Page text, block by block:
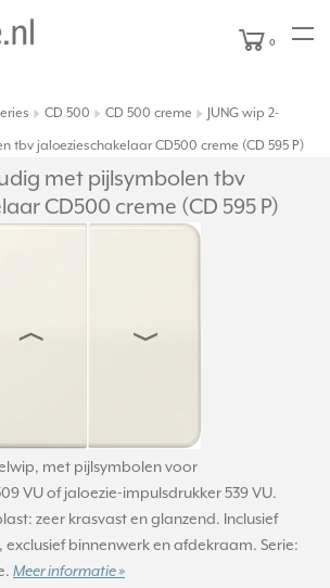
0
CD 500 CD 500 creme
JUNG wip 2-
tbv jaloezieschakelaar CD500 creme (CD 595 P)
met pijlsymbolen tbv
CD500 creme (CD 595 P)
met pijlsymbolen voor
VU of jaloezie-impulsdrukker 539 VU.
zeer krasvast en glanzend. Inclusief
exclusief binnenwerk en afdekraam. Serie:
Meer informatie »